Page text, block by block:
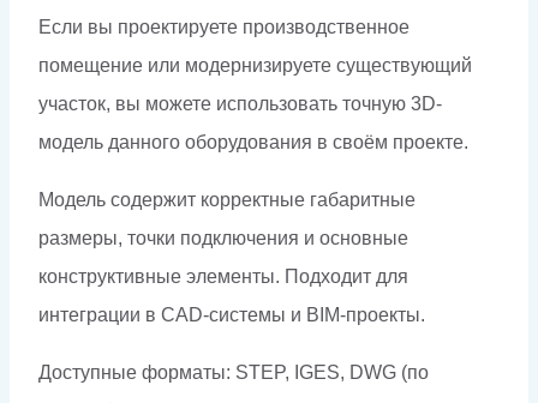
Если вы проектируете производственное
помещение или модернизируете существующий
участок, вы можете использовать точную 3D-
модель данного оборудования в своём проекте.
Модель содержит корректные габаритные
размеры, точки подключения и основные
конструктивные элементы. Подходит для
интеграции в CAD-системы и BIM-проекты.
Доступные форматы: STEP, IGES, DWG (по